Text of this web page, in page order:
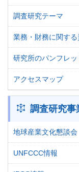
調査研究テーマ
業務・財務に関する
研究所のパンフレッ
アクセスマップ
調査研究事
地球産業文化懇談会
UNFCCC情報